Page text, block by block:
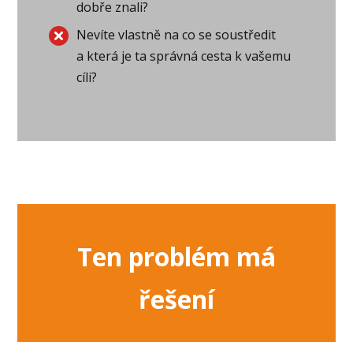
dobře znali?
Nevíte vlastně na co se soustředit
a která je ta správná cesta k vašemu
cíli?
Ten problém má
řešení